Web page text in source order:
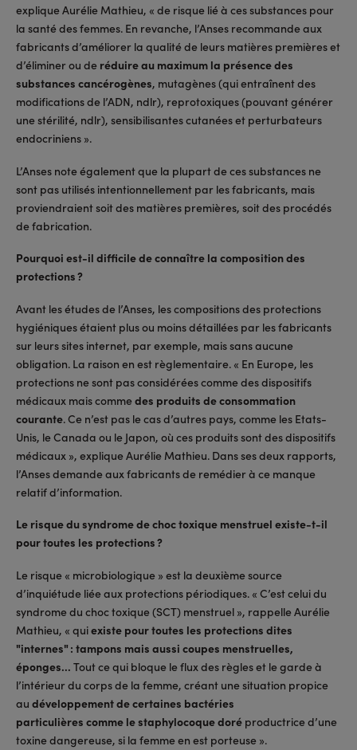
explique Aurélie Mathieu, « de risque lié à ces substances pour
la santé des femmes. En revanche, l’Anses recommande aux
fabricants d’améliorer la qualité de leurs matières premières et
d’éliminer ou de réduire au maximum la présence des
substances cancérogènes, mutagènes (qui entraînent des
modifications de l’ADN, ndlr), reprotoxiques (pouvant générer
une stérilité, ndlr), sensibilisantes cutanées et perturbateurs
endocriniens ».
L’Anses note également que la plupart de ces substances ne
sont pas utilisés intentionnellement par les fabricants, mais
proviendraient soit des matières premières, soit des procédés
de fabrication.
Pourquoi est-il difficile de connaître la composition des
protections ?
Avant les études de l’Anses, les compositions des protections
hygiéniques étaient plus ou moins détaillées par les fabricants
sur leurs sites internet, par exemple, mais sans aucune
obligation. La raison en est règlementaire. « En Europe, les
protections ne sont pas considérées comme des dispositifs
médicaux mais commedes produits de consommation
courante. Ce n’est pas le cas d’autres pays, comme les Etats-
Unis, le Canada ou le Japon, où ces produits sont des dispositifs
médicaux », explique Aurélie Mathieu. Dans ses deux rapports,
l’Anses demande aux fabricants de remédier à ce manque
relatif d’information.
Le risque du syndrome de choc toxique menstruel existe-t-il
pour toutes les protections ?
Le risque « microbiologique » est la deuxième source
d’inquiétude liée aux protections périodiques. « C’est celui du
syndrome du choc toxique (SCT) menstruel », rappelle Aurélie
Mathieu, « quiexiste pour toutes les protections dites
"internes" : tampons mais aussi coupes menstruelles,
éponges... Tout ce qui bloque le flux des règles et le garde à
l’intérieur du corps de la femme, créant une situation propice
au développement de certaines bactéries
particulières comme le staphylocoque doré productrice d’une
toxine dangereuse, si la femme en est porteuse ».